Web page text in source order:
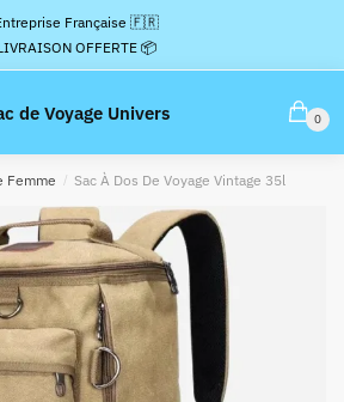
Française 🇫🇷
OFFERTE 📦
de Voyage Univers 0
Femme / Sac À Dos De Voyage Vintage 35l